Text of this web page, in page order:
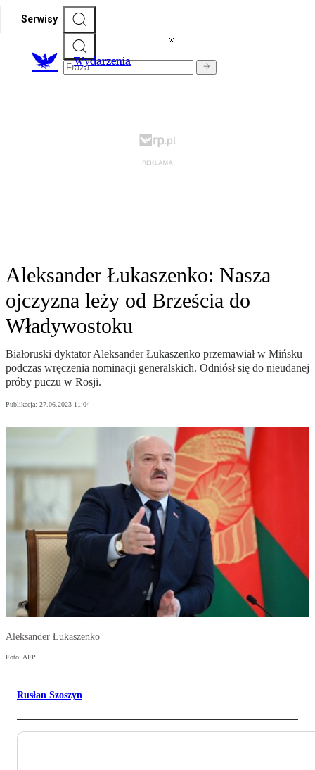
Serwisy
Wydarzenia
Aleksander Łukaszenko: Nasza
ojczyzna leży od Brześcia do
Władywostoku
Białoruski dyktator Aleksander Łukaszenko przemawiał w Mińsku
podczas wręczenia nominacji generalskich. Odniósł się do nieudanej
próby puczu w Rosji.
Publikacja: 27.06.2023 11:04
Aleksander Łukaszenko
Foto: AFP
Rusłan Szoszyn